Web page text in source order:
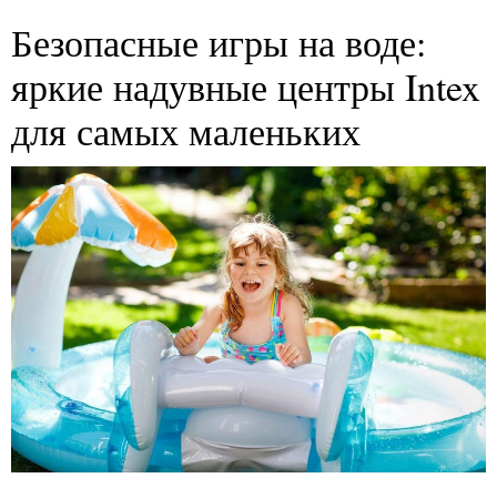
Безопасные игры на воде:
яркие надувные центры Intex
для самых маленьких